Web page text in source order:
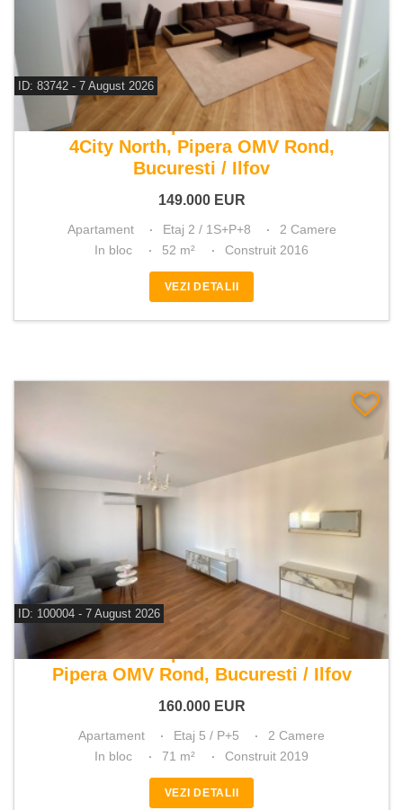
ID: 83742 - 7 August 2026
De vanzare apartament 2 camere
4City North, Pipera OMV Rond,
Bucuresti / Ilfov
149.000 EUR
Apartament Etaj 2 / 1S+P+8
2 Camere
In bloc
52 m² Construit 2016
VEZI DETALII
ID: 100004 - 7 August 2026
De vanzare apartament 2 camere
Pipera OMV Rond, Bucuresti / Ilfov
160.000 EUR
Apartament Etaj 5 / P+5
2 Camere
In bloc
71 m² Construit 2019
VEZI DETALII